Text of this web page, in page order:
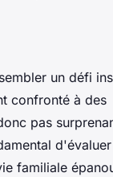
un défi
confronté à des
pas
familiale